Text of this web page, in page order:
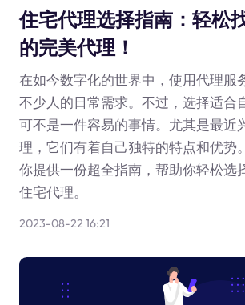
住宅代理选择指南：轻松
的完美代理！
在如今数字化的世界中，使用代理服
不少人的日常需求。不过，选择适合
可不是一件容易的事情。尤其是最近
理，它们有着自己独特的特点和优势
你提供一份超全指南，帮助你轻松选
住宅代理。
2023-08-22 16:21